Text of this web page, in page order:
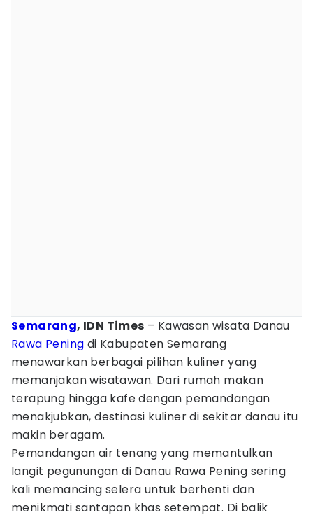
Semarang, IDN Times – Kawasan wisata Danau
Rawa Pening di Kabupaten Semarang
menawarkan berbagai pilihan kuliner yang
memanjakan wisatawan. Dari rumah makan
terapung hingga kafe dengan pemandangan
menakjubkan, destinasi kuliner di sekitar danau itu
makin beragam.
Pemandangan air tenang yang memantulkan
langit pegunungan di Danau Rawa Pening sering
kali memancing selera untuk berhenti dan
menikmati santapan khas setempat. Di balik